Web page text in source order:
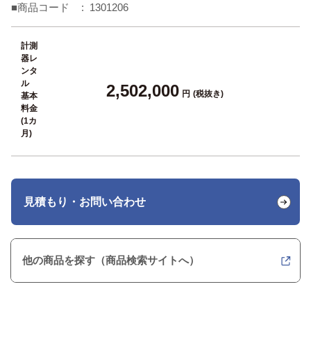
■商品コード
1301206
計測
器レ
ンタ
ル
基本
料金
(1カ
月)
2,502,000 円 (税抜き)
見積もり・お問い合わせ
他の商品を探す（商品検索サイトへ）